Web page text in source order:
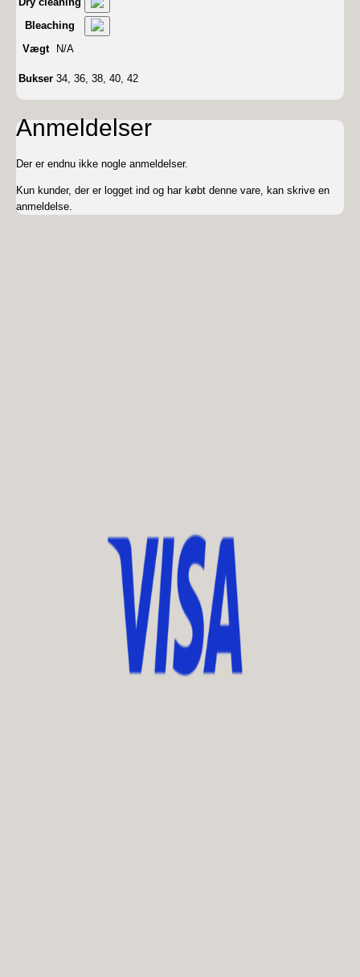
Bleaching
Vægt
N/A
Bukser 34, 36, 38, 40, 42
Anmeldelser
Der er endnu ikke nogle anmeldelser.
Kun kunder, der er logget ind og har købt denne vare, kan skrive en
anmeldelse.